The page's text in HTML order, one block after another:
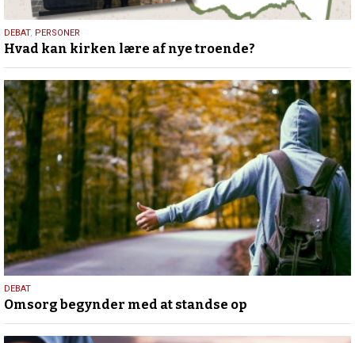
25.
juli
2026
DEBAT, PERSONER
Hvad kan kirken lære af nye troende?
9.
juli
2026
DEBAT
Omsorg begynder med at standse op